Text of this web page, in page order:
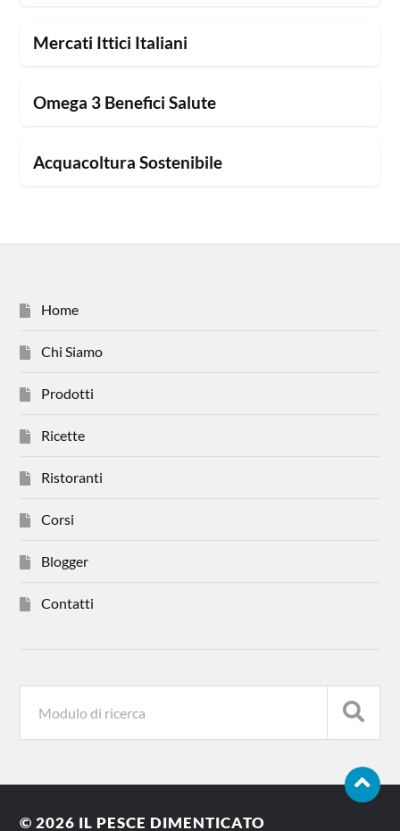
Mercati Ittici Italiani
Omega 3 Benefici Salute
Acquacoltura Sostenibile
Home
Chi Siamo
Prodotti
Ricette
Ristoranti
Corsi
Blogger
Contatti
© 2026 IL PESCE DIMENTICATO